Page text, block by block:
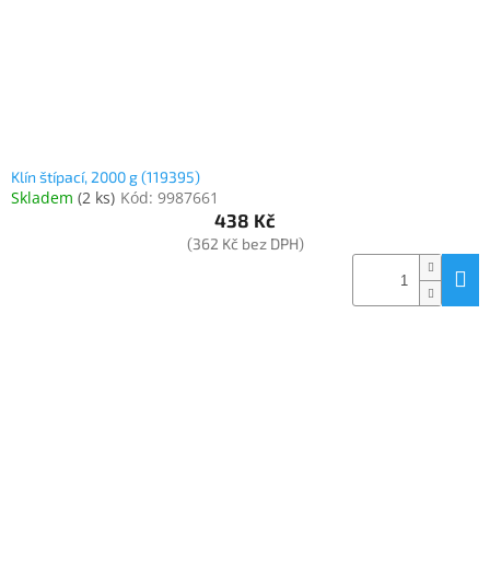
Klín štípací, 2000 g (119395)
Skladem (2 ks) Kód: 9987661
438 Kč
(362 Kč bez DPH)